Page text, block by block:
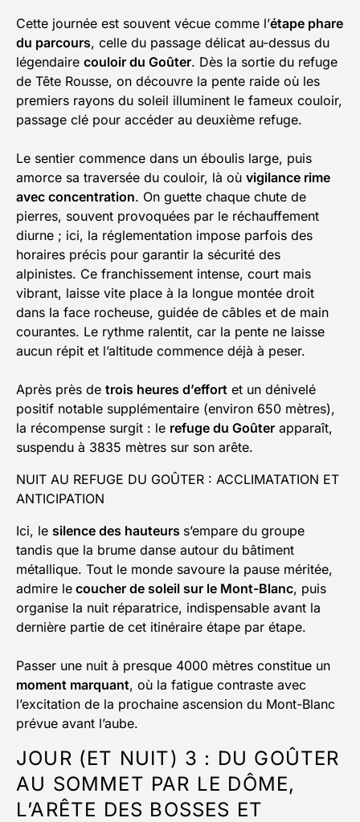
Cette journée est souvent vécue comme l’étape phare
du parcours, celle du passage délicat au-dessus du
légendaire couloir du Goûter. Dès la sortie du refuge
de Tête Rousse, on découvre la pente raide où les
premiers rayons du soleil illuminent le fameux couloir,
passage clé pour accéder au deuxième refuge.
Le sentier commence dans un éboulis large, puis
amorce sa traversée du couloir, là où vigilance rime
avec concentration. On guette chaque chute de
pierres, souvent provoquées par le réchauffement
diurne ; ici, la réglementation impose parfois des
horaires précis pour garantir la sécurité des
alpinistes. Ce franchissement intense, court mais
vibrant, laisse vite place à la longue montée droit
dans la face rocheuse, guidée de câbles et de main
courantes. Le rythme ralentit, car la pente ne laisse
aucun répit et l’altitude commence déjà à peser.
Après près de trois heures d’effort et un dénivelé
positif notable supplémentaire (environ 650 mètres),
la récompense surgit : le refuge du Goûter apparaît,
suspendu à 3835 mètres sur son arête.
NUIT AU REFUGE DU GOÛTER : ACCLIMATATION ET
ANTICIPATION
Ici, le silence des hauteurs s’empare du groupe
tandis que la brume danse autour du bâtiment
métallique. Tout le monde savoure la pause méritée,
admire le coucher de soleil sur le Mont-Blanc, puis
organise la nuit réparatrice, indispensable avant la
dernière partie de cet itinéraire étape par étape.
Passer une nuit à presque 4000 mètres constitue un
moment marquant, où la fatigue contraste avec
l’excitation de la prochaine ascension du Mont-Blanc
prévue avant l’aube.
JOUR (ET NUIT) 3 : DU GOÛTER
AU SOMMET PAR LE DÔME,
L’ARÊTE DES BOSSES ET